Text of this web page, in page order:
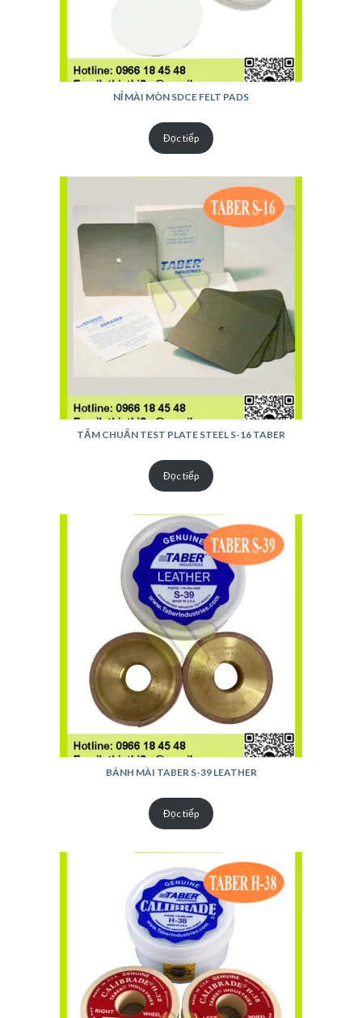
NỈ MÀI MÒN SDCE FELT PADS
Đọc tiếp
TẤM CHUẨN TEST PLATE STEEL S-16 TABER
Đọc tiếp
BÁNH MÀI TABER S-39 LEATHER
Đọc tiếp